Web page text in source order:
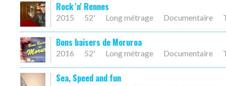
Rock 'n' Rennes
2015 52' Long métrage Documentaire
Bons baisers de Moruroa
2016 52' Long métrage Documentaire
Sea, Speed and fun